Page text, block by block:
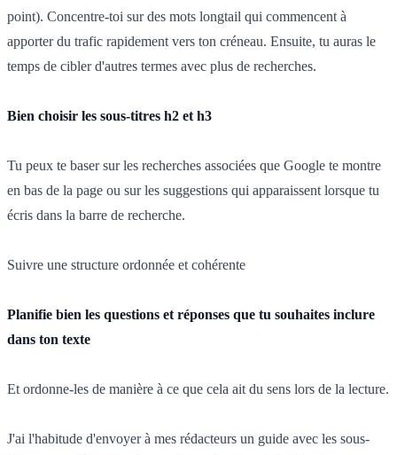
point). Concentre-toi sur des mots longtail qui commencent à
apporter du trafic rapidement vers ton créneau. Ensuite, tu auras le
temps de cibler d'autres termes avec plus de recherches.
Bien choisir les sous-titres h2 et h3
Tu peux te baser sur les recherches associées que Google te montre
en bas de la page ou sur les suggestions qui apparaissent lorsque tu
écris dans la barre de recherche.
Suivre une structure ordonnée et cohérente
Planifie bien les questions et réponses que tu souhaites inclure
dans ton texte
Et ordonne-les de manière à ce que cela ait du sens lors de la lecture.
J'ai l'habitude d'envoyer à mes rédacteurs un guide avec les sous-